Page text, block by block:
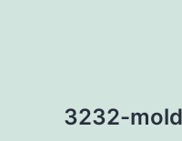
3232-